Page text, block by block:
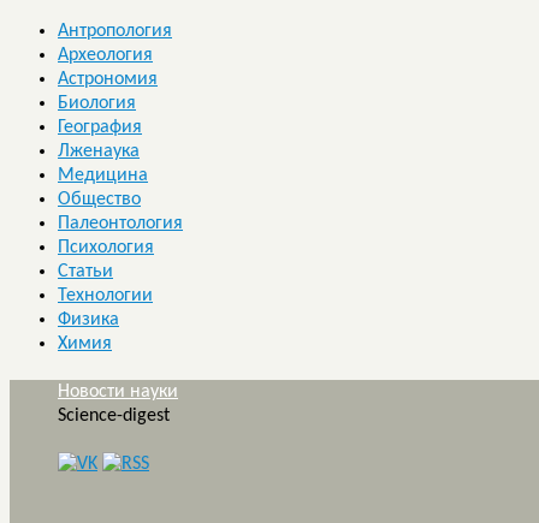
Антропология
Археология
Астрономия
Биология
География
Лженаука
Медицина
Общество
Палеонтология
Психология
Статьи
Технологии
Физика
Химия
Новости науки
Science-digest